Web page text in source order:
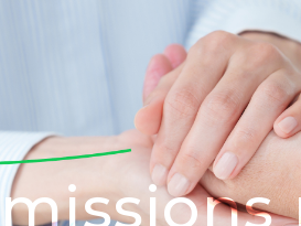
missions